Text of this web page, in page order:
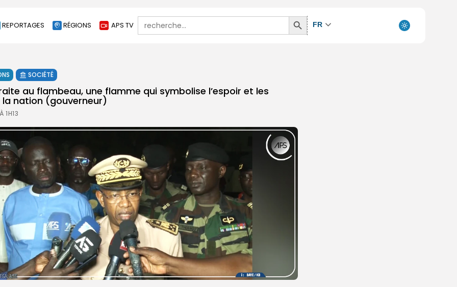
REPORTAGES RÉGIONS APS TV
Search
for:
Search
Button
FR
SOCIÉTÉ
au flambeau, une flamme qui symbolise l’espoir et les
nation (gouverneur)
1H13